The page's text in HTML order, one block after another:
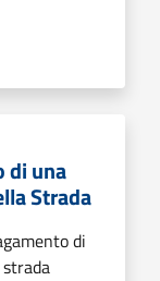
di una
Strada
di